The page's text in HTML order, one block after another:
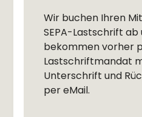
Wir buchen Ihren
SEPA-Lastschrift ab
bekommen vorher
Lastschriftmandat
Unterschrift und
per eMail.